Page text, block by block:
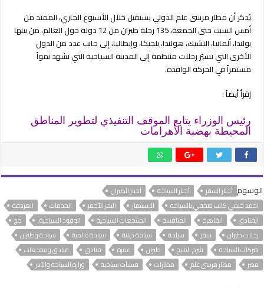
يُذكر أن مطار مرسى علم الدولي يستقبل خلال الأسبوع الجاري، الممتد من
أمس السبت حتى الجمعة، 135 رحلة طيران من 12 دولة حول العالم، من بينها
بولندا، ألمانيا، التشيك، هولندا، بلجيكا، وإيطاليا، إلى جانب عدد من الدول
الأخرى التي تسيّر رحلات منتظمة إلى المدينة السياحية التي تشهد نمواً
مستمراً في الحركة الوافدة.
إقرأ أيضاً :
رئيس الوزراء يتابع الموقف التنفيذي لتطوير المناطق
المحيطة بهضبة الأهرامات
الوسوم أخبار السفر أخبار السياحة
أخبار الطيران
احمد حلمي كاتب صحفي بالسياحة
الاستثمار البحر الأحمر الخدمات
الغردقة
الفنادق
القاهرة المنافسة المنتجعات السياحية الوفود السياحية.
حج
رحلات طيران
سفر سياحة سياحة دينية سياحة عالمية
سياحة وطيران
شركات السياحة
شرم الشيخ طيران عمرة فنادق
فنادق ومنتجعات
مصر
مطار مرسى علم مطارات منشآت سياحية وزارة السياحة والآثار